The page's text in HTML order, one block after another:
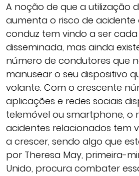
A noção de que a utilização
aumenta o risco de acidente
conduz tem vindo a ser cada
disseminada, mas ainda
número de condutores que
manusear o seu dispositivo
volante. Com o crescente
aplicações e redes sociais
telemóvel ou smartphone, o
acidentes relacionados tem
a crescer, sendo algo que
por Theresa May, primeira-
Unido, procura combater